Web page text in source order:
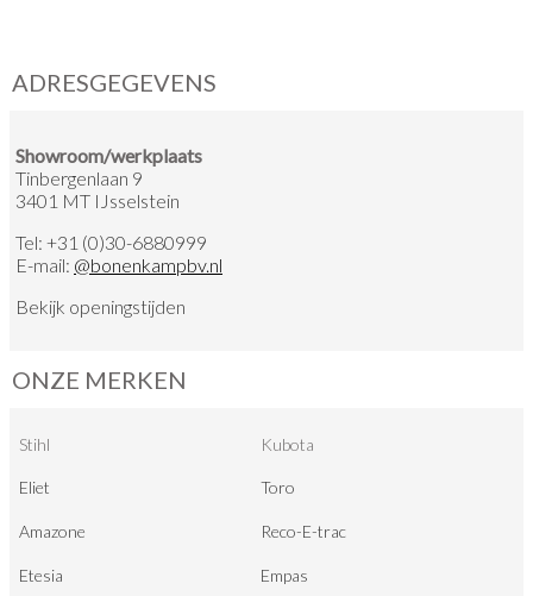
ADRESGEGEVENS
Showroom/werkplaats
Tinbergenlaan 9
3401 MT IJsselstein
Tel: +31 (0)30-6880999
E-mail: @bonenkampbv.nl
Bekijk openingstijden
ONZE MERKEN
Stihl Kubota
Eliet Toro
Amazone Reco-E-trac
Etesia Empas